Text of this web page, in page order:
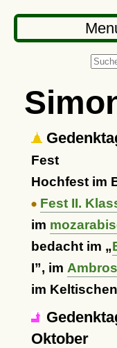
Fest
Hochfest im
Fest II.
im
bedacht im
I , im
im
Oktober